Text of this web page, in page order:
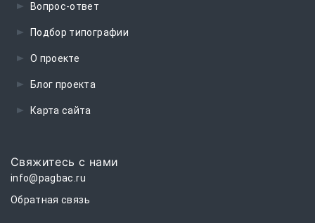
Вопрос-ответ
Подбор типографии
О проекте
Блог проекта
Карта сайта
Свяжитесь с нами
info@pagbac.ru
Обратная связь